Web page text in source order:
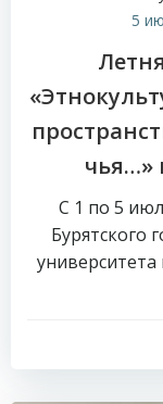
5
чья…»
С 1 по 5
Бурятского